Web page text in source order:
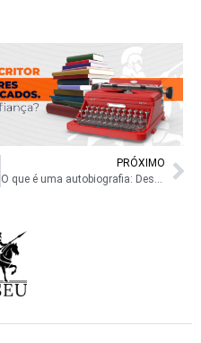
PRÓXIMO
O que é uma autobiografia: Descubra os tipos, estruturas e mais